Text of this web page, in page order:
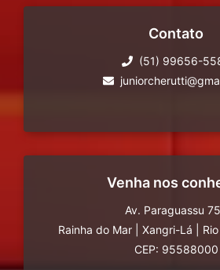
Contato
(51) 99656-
Venha nos
Av. Paraguassu
Rainha do Mar
Xangri-Lá
CEP: 95588000